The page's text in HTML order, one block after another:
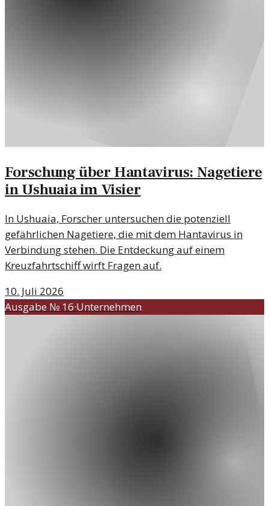
Forschung über Hantavirus: Nagetiere
in Ushuaia im Visier
In Ushuaia, Forscher untersuchen die potenziell
gefährlichen Nagetiere, die mit dem Hantavirus in
Verbindung stehen. Die Entdeckung auf einem
Kreuzfahrtschiff wirft Fragen auf.
10. Juli 2026
Ausgabe № 16·Unternehmen